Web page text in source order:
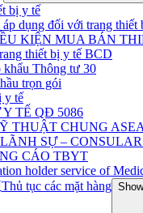
bị y tế
áp dụng đối với trang
KIỆN MUA BÁN
thiết bị y tế BCD
khẩu Thông tư 30
trọn gói
y tế
TẾ QĐ 5086
THUẬT CHUNG
SỰ –
CÁO TBYT
holder service of
Thủ tục các mặt hàng